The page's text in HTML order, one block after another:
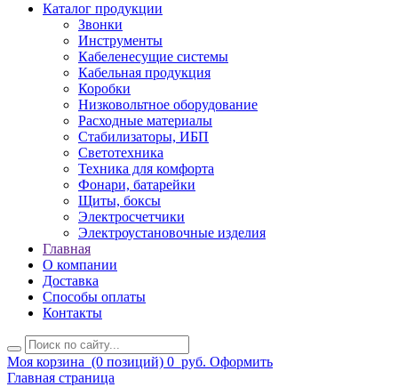
Каталог продукции
Звонки
Инструменты
Кабеленесущие системы
Кабельная продукция
Коробки
Низковольтное оборудование
Расходные материалы
Стабилизаторы, ИБП
Светотехника
Техника для комфорта
Фонари, батарейки
Щиты, боксы
Электросчетчики
Электроустановочные изделия
Главная
О компании
Доставка
Способы оплаты
Контакты
Моя корзина (0 позиций) 0 руб. Оформить
Главная страница